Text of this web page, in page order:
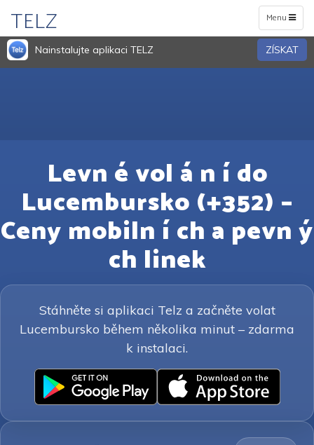
Toggle
navigation
Menu
TELZ
Nainstalujte aplikaci TELZ ZÍSKAT
Levn é vol á n í do
Lucembursko (+352) –
Ceny mobiln í ch a pevn ý
ch linek
Stáhněte si aplikaci Telz a začněte volat
Lucembursko během několika minut – zdarma
k instalaci.